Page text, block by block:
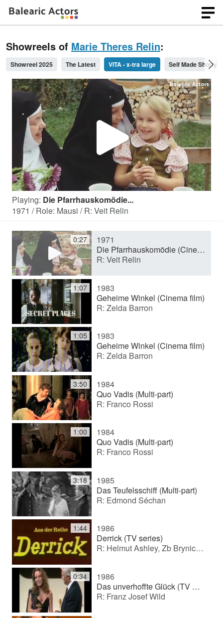
Showreels of Marie Theres Relin:
Showreel 2025 The Latest VITA - x-tra large Self Made Shorty
P
l
a
y
V
i
d
e
o
Playing: Die Pfarrhauskomödie...
1971 / Role: Mausi / R: Veit Relin
0:27
1971
Die Pfarrhauskomödie (Cinema film)
R: Veit Relin
1:07
1983
Geheime Winkel (Cinema film)
R: Zelda Barron
1:05
1983
Geheime Winkel (Cinema film)
R: Zelda Barron
3:50
1984
Quo Vadis (Multi-part)
R: Franco Rossi
1:00
1984
Quo Vadis (Multi-part)
R: Franco Rossi
3:18
1985
Das Teufelsschiff (Multi-part)
R: Edmond Séchan
1:44
1986
Derrick (TV series)
R: Helmut Ashley, Zb Brynich, Theodor Grädler
0:34
1986
Das unverhoffte Glück (TV movie)
R: Franz Josef Wild